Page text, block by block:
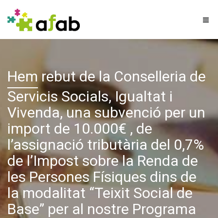
Hemrebut de la Conselleria de
Servicis Socials, Igualtat i
Vivenda, una subvenció per un
import de 10.000€ , de
l’assignació tributària del 0,7%
de l’Impost sobre la Renda de
les Persones Físiques dins de
la modalitat “Teixit Social de
Base” per al nostre Programa